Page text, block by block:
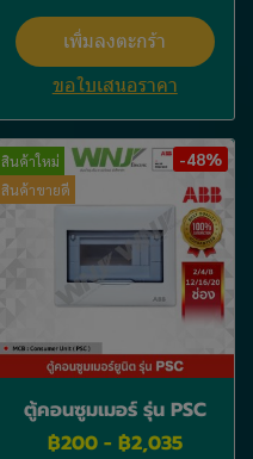
เพิ่มลงตะกร้า
ขอใบเสนอราคา
สินค้าใหม่
สินค้าขายดี
-48%
ตู้คอนซูมเมอร์ รุ่น PSC
฿200- ฿2,035